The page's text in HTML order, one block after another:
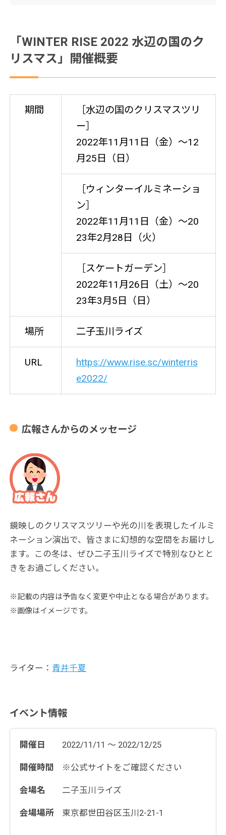
「WINTER RISE 2022 水辺の国のク
リスマス」開催概要
期間
［水辺の国のクリスマスツリ
ー］
2022年11月11日（金）〜12
月25日（日）
［ウィンターイルミネーショ
ン］
2022年11月11日（金）～20
23年2月28日（火）
［スケートガーデン］
2022年11月26日（土）～20
23年3月5日（日）
場所 二子玉川ライズ
URL
https://www.rise.sc/winterris
e2022/
広報さんからのメッセージ
鏡映しのクリスマスツリーや光の川を表現したイルミ
ネーション演出で、皆さまに幻想的な空間をお届けし
ます。この冬は、ぜひ二子玉川ライズで特別なひとと
きをお過ごしください。
※記載の内容は予告なく変更や中止となる場合があります。
※画像はイメージです。
ライター： 青井千夏
イベント情報
開催日 2022/11/11 ～ 2022/12/25
開催時間 ※公式サイトをご確認ください
会場名 二子玉川ライズ
会場場所 東京都世田谷区玉川2-21-1